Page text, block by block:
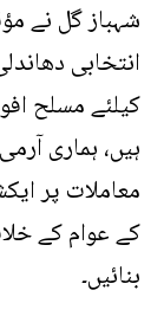
شہباز گل نے
انتخابی
کیلئے مسلح
ہیں، ہماری
معاملات پر
کے عوام کے
بنائیں۔